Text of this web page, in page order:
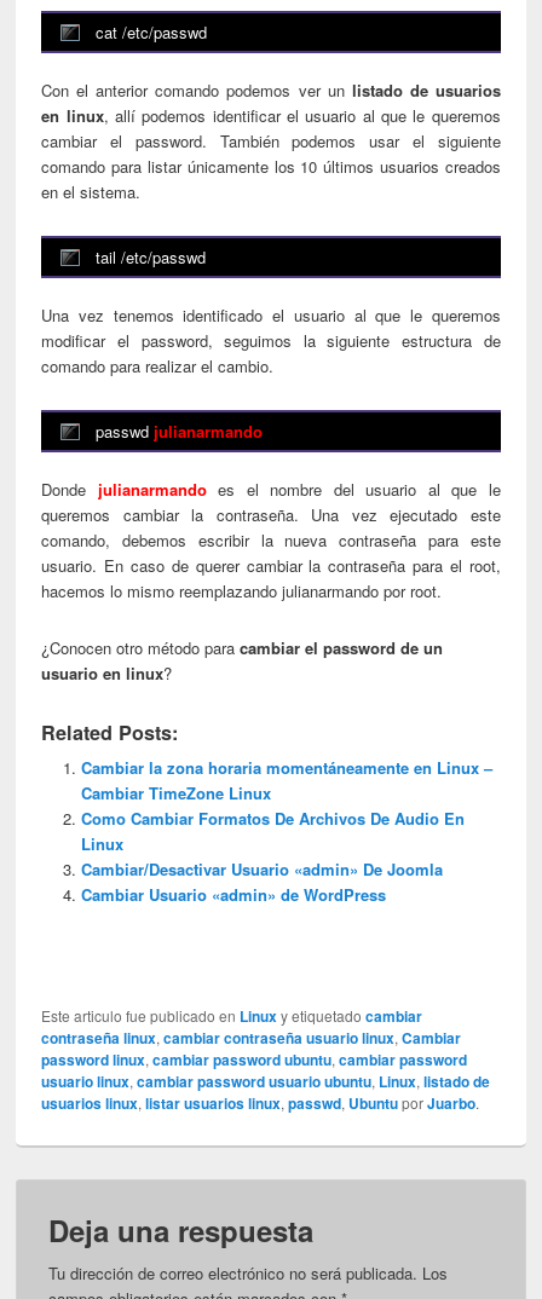
cat /etc/passwd
Con el anterior comando podemos ver un listado de usuarios
en linux, allí podemos identificar el usuario al que le queremos
cambiar el password. También podemos usar el siguiente
comando para listar únicamente los 10 últimos usuarios creados
en el sistema.
tail /etc/passwd
Una vez tenemos identificado el usuario al que le queremos
modificar el password, seguimos la siguiente estructura de
comando para realizar el cambio.
passwd julianarmando
Donde julianarmando es el nombre del usuario al que le
queremos cambiar la contraseña. Una vez ejecutado este
comando, debemos escribir la nueva contraseña para este
usuario. En caso de querer cambiar la contraseña para el root,
hacemos lo mismo reemplazando julianarmando por root.
¿Conocen otro método paracambiar el password de un
usuario en linux?
Related Posts:
Cambiar la zona horaria momentáneamente en Linux –
Cambiar TimeZone Linux
Como Cambiar Formatos De Archivos De Audio En
Linux
Cambiar/Desactivar Usuario «admin» De Joomla
Cambiar Usuario «admin» de WordPress
Este articulo fue publicado en Linuxy etiquetadocambiar
contraseña linux,cambiar contraseña usuario linux,Cambiar
password linux,cambiar password ubuntu,cambiar password
usuario linux,cambiar password usuario ubuntu, Linux,listado de
usuarios linux,listar usuarios linux,passwd, UbuntuporJuarbo.
Deja una respuesta
Tu dirección de correo electrónico no será publicada. Los